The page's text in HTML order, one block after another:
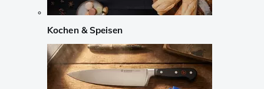
Kochen & Speisen